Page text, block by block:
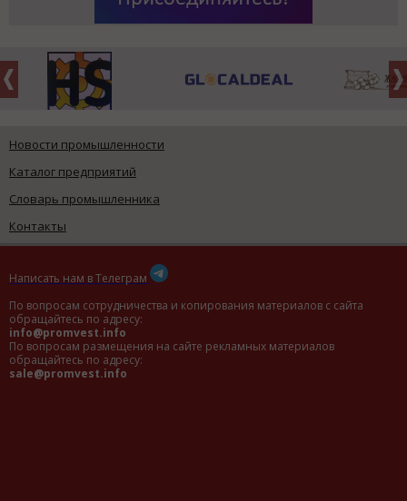
Новости промышленности
Каталог предприятий
Словарь промышленника
Контакты
Написать нам в Телеграм
По вопросам сотрудничества и копирования материалов с сайта
обращайтесь по адресу:
info@promvest.info
По вопросам размещения на сайте рекламных материалов
обращайтесь по адресу:
sale@promvest.info